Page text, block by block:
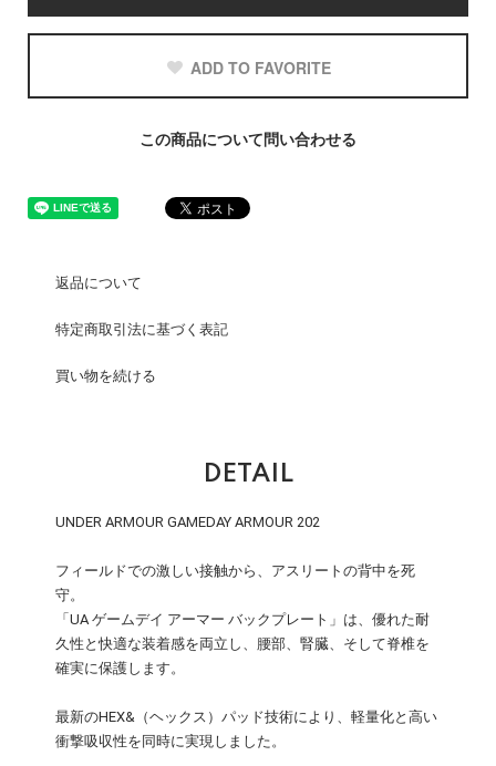
ADD TO FAVORITE
この商品について問い合わせる
返品について
特定商取引法に基づく表記
買い物を続ける
DETAIL
UNDER ARMOUR GAMEDAY ARMOUR 202
フィールドでの激しい接触から、アスリートの背中を死
守。
「UA ゲームデイ アーマー バックプレート」は、優れた耐
久性と快適な装着感を両立し、腰部、腎臓、そして脊椎を
確実に保護します。
最新のHEX&（ヘックス）パッド技術により、軽量化と高い
衝撃吸収性を同時に実現しました。